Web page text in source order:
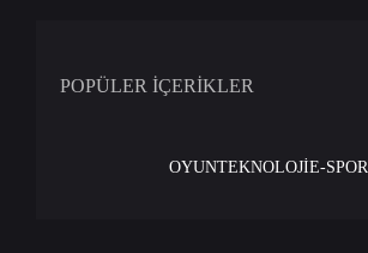
POPÜLER İÇERİKLER
OYUNTEKNOLOJİE-SPOR